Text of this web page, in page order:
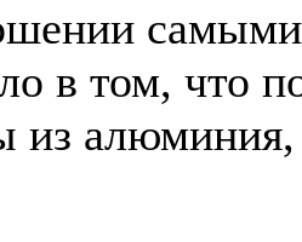
в том, что
из